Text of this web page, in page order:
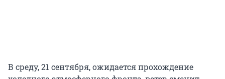
В среду, 21 сентября, ожидается прохождение